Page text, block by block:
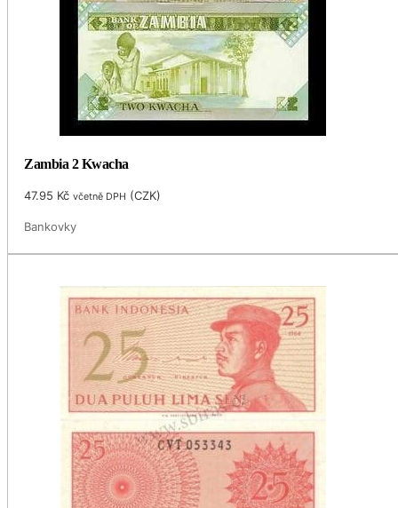
Zambia 2 Kwacha
47.95 Kč včetně DPH (CZK)
Bankovky